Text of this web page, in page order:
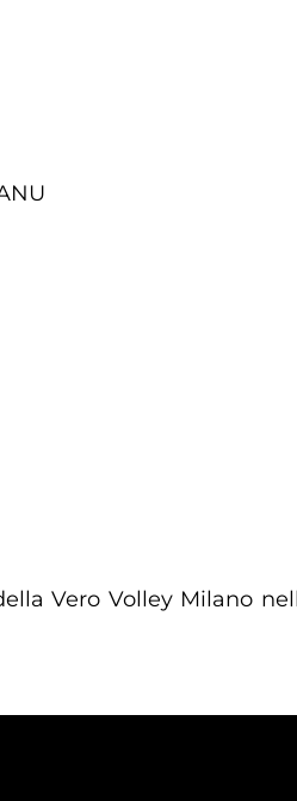
Vero Volley Milano